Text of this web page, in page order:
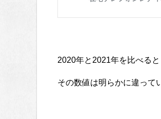
2020年と2021年を比べると
その数値は明らかに違って